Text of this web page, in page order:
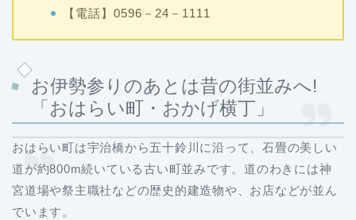
【電話】0596－24－1111
お伊勢参りのあとは昔の街並みへ!
「おはらい町・おかげ横丁」
おはらい町は宇治橋から五十鈴川に沿って、石畳の美しい
道が約800m続いている古い町並みです。道のわきには神
宮道場や祭主職社などの歴史的建造物や、お店などが並ん
でいます。